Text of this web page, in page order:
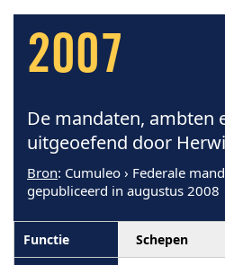
2007
De mandaten, ambten
uitgeoefend door
Bron: Cumuleo › Federale
gepubliceerd in augustus 2008
Schepen